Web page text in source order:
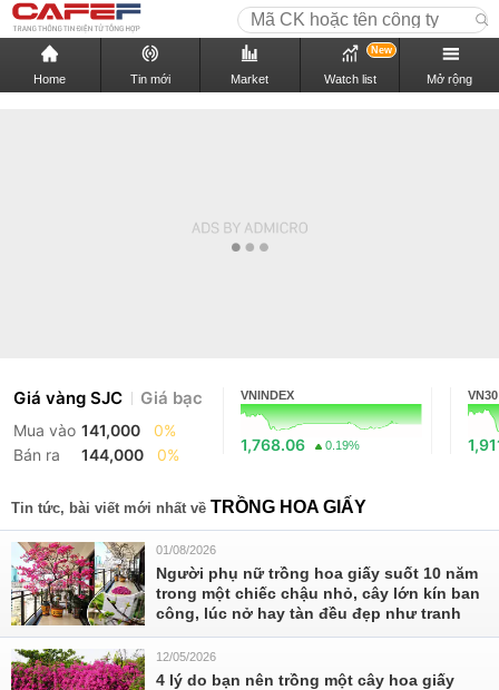
Home Tin mới Market Watch list
New
Mở rộng
Giá vàng SJC Giá bạc
Mua vào 141,000
0%
Bán ra
144,000 0%
VNINDEX
1,768.06 0.19%
VN30
Tin tức, bài viết mới nhất về TRỒNG HOA GIẤY
01/08/2026
Người phụ nữ trồng hoa giấy suốt 10 năm
trong một chiếc chậu nhỏ, cây lớn kín ban
công, lúc nở hay tàn đều đẹp như tranh
12/05/2026
4 lý do bạn nên trồng một cây hoa giấy